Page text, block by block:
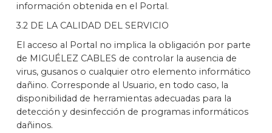
información obtenida en el Portal.
3.2 DE LA CALIDAD DEL SERVICIO
El acceso al Portal no implica la obligación por parte
de MIGUÉLEZ CABLES de controlar la ausencia de
virus, gusanos o cualquier otro elemento informático
dañino. Corresponde al Usuario, en todo caso, la
disponibilidad de herramientas adecuadas para la
detección y desinfección de programas informáticos
dañinos.